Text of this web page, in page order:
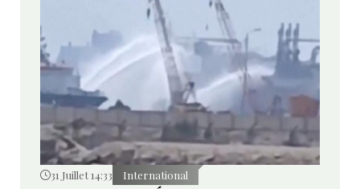
31 Juillet 14:33 International